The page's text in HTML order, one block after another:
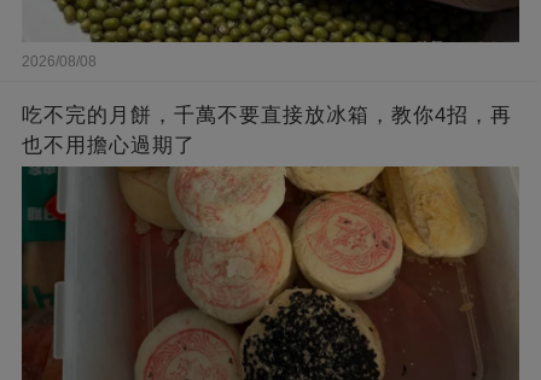
2026/08/08
吃不完的月餅，千萬不要直接放冰箱，教你4招，再
也不用擔心過期了